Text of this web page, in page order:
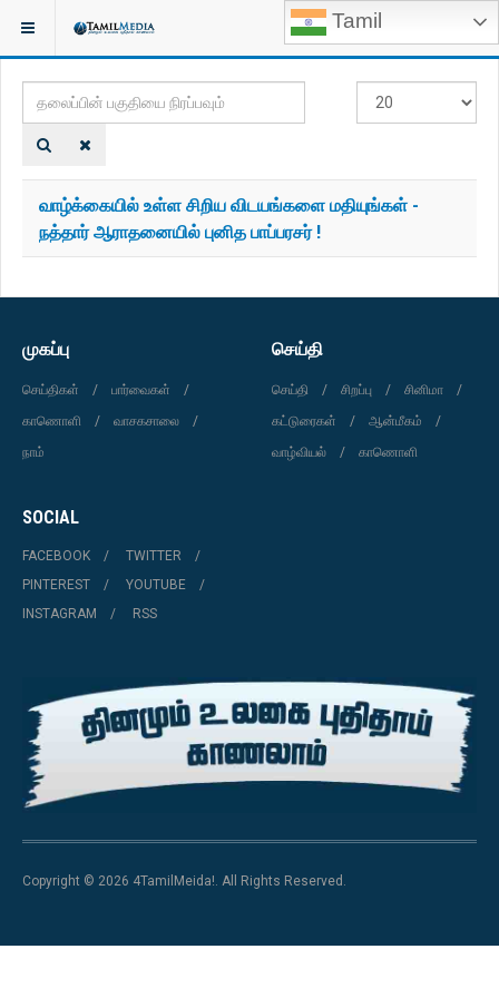
Tamil
இருக்குமிடம்: TAGS
தலைப்பின்
பகுதியை
நிரப்பவும்
காட்டுக
வாழ்க்கையில் உள்ள சிறிய விடயங்களை மதியுங்கள் -
நத்தார் ஆராதனையில் புனித பாப்பரசர் !
முகப்பு
செய்திகள்
பார்வைகள்
காணொளி
வாசகசாலை
நாம்
செய்தி
செய்தி சிறப்பு
சினிமா
கட்டுரைகள்
ஆன்மீகம்
வாழ்வியல்
காணொளி
SOCIAL
FACEBOOK
TWITTER
PINTEREST
YOUTUBE
INSTAGRAM
RSS
Copyright © 2026 4TamilMeida!. All Rights Reserved.